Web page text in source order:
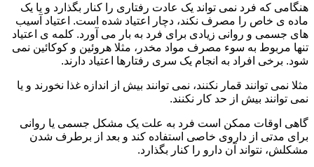
هنگامی که فرد نمی تواند یک عادت رفتاری را کنار بگذارد و یا یک
ماده ی خاص را مصرف نکند، دچار اعتیاد شده است. اعتیاد آسیب
های جسمی و روانی زیادی برای فرد به بار می آورد. کلمه ی اعتیاد
تنها مربوط به سوء مصرف مواد مخدر، مثلا هروئین و کوکائین نمی
شود. برخی افراد به انجام یک سری رفتارها اعتیاد دارند.
مثلا نمی توانند قمار نکنند، نمی توانند بیش از اندازه غذا نخورند و یا
نمی توانند بیش از حد کار نکنند.
گاهی اوقات ممکن است فرد به علت یک مشکل جسمی یا روانی
برای مدتی از داروی خاصی استفاده کند و بعد از برطرف شدن
مشکلش، نتواند آن دارو را کنار بگذارد.